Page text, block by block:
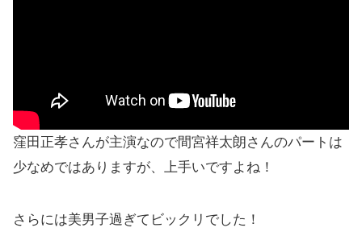
窪田正孝さんが主演なので間宮祥太朗さんのパートは
少なめではありますが、上手いですよね！
さらには美男子過ぎてビックリでした！